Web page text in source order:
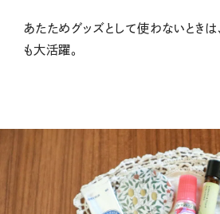
あたためグッズとして使わないときは
も大活躍。